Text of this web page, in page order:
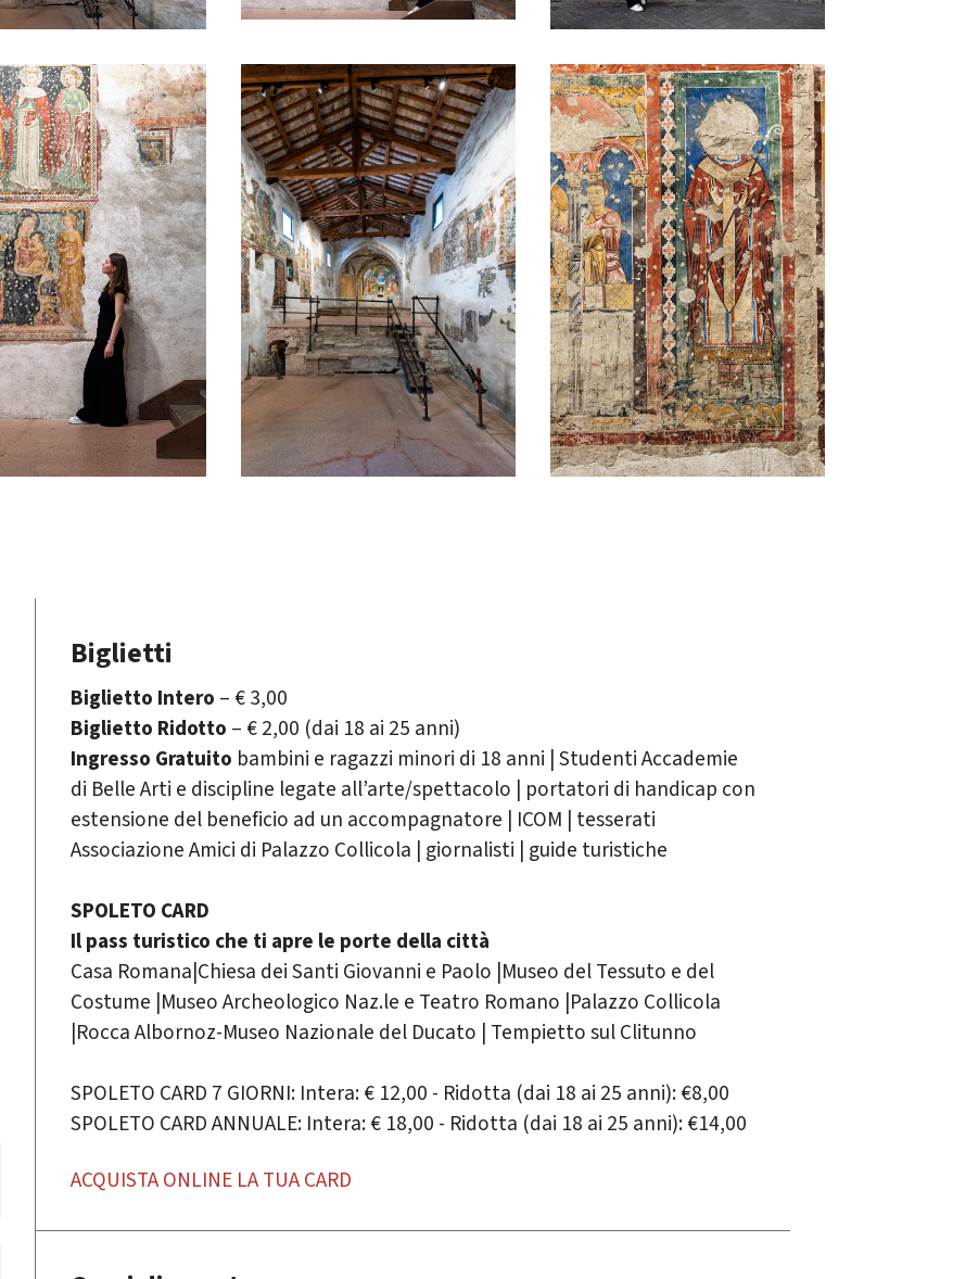
Biglietti
Biglietto Intero – € 3,00
Biglietto Ridotto – € 2,00 (dai 18 ai 25 anni)
Ingresso Gratuito bambini e ragazzi minori di 18 anni | Studenti Accademie
di Belle Arti e discipline legate all’arte/spettacolo | portatori di handicap con
estensione del beneficio ad un accompagnatore | ICOM | tesserati
Associazione Amici di Palazzo Collicola | giornalisti | guide turistiche
SPOLETO CARD
Il pass turistico che ti apre le porte della città
Casa Romana|Chiesa dei Santi Giovanni e Paolo |Museo del Tessuto e del
Costume |Museo Archeologico Naz.le e Teatro Romano |Palazzo Collicola
|Rocca Albornoz-Museo Nazionale del Ducato | Tempietto sul Clitunno
SPOLETO CARD 7 GIORNI: Intera: € 12,00 - Ridotta (dai 18 ai 25 anni): €8,00
SPOLETO CARD ANNUALE: Intera: € 18,00 - Ridotta (dai 18 ai 25 anni): €14,00
ACQUISTA ONLINE LA TUA CARD